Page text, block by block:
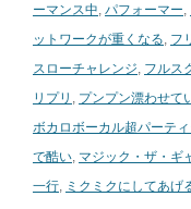
ーマンス中, パフォーマー,
ットワークが重くなる, フ
スローチャレンジ, フルス
リプリ , プンプン漂わせて
ボカロボーカル超パーテ
で酷い, マジック・ザ・ギ
一行, ミクミクにしてあげ